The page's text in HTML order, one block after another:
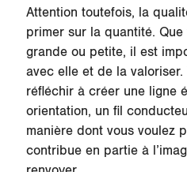
Attention toutefois, la
primer sur la quantité.
grande ou petite, il est
avec elle et de la valoriser.
réfléchir à créer une ligne
orientation, un fil
manière dont vous voulez
contribue en partie à